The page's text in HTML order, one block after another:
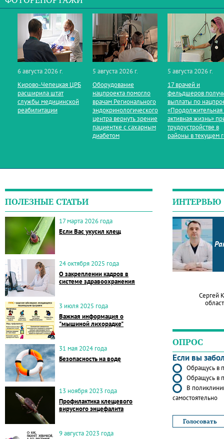
6 августа 2026 г.
Кирово‑Чепецкая ЦРБ
расширила штат
службы медицинской
реабилитации
5 августа 2026 г.
Оборудование
нацпроекта помогло
врачам Регионального
эндокринологического
центра вернуть зрение
пациентке с сахарным
диабетом
5 августа 2026 г.
17 врачей и
фельдшеров
выплаты по
«Продолжительная
активная жизнь»
трудоустройстве в
районы в текущем
ПОЛЕЗНЫЕ СТАТЬИ
17 марта 2026 года
Если Вас укусил клещ
24 октября 2025 года
О закреплении кадров в
системе здравоохранения
3 июля 2025 года
Важная информация о
"мышиной лихорадке"
31 мая 2024 года
Безопасность на воде
13 ноября 2023 года
Профилактика клещевого
вирусного энцефалита
9 августа 2023 года
ИНТЕРВЬЮ
Сергей
ОПРОС
Если вы
Обращусь в
Обращусь в
В
самостоятельно